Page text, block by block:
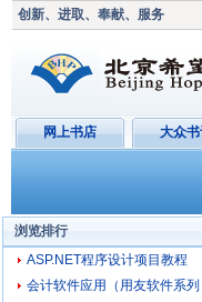
创新、进取、奉献、服务
网上书店 大众书
浏览排行
ASP.NET程序设计项目教程
会计软件应用（用友软件系